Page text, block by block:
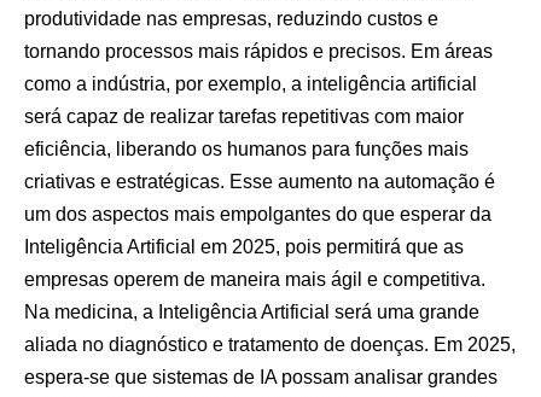
produtividade nas empresas, reduzindo custos e
tornando processos mais rápidos e precisos. Em áreas
como a indústria, por exemplo, a inteligência artificial
será capaz de realizar tarefas repetitivas com maior
eficiência, liberando os humanos para funções mais
criativas e estratégicas. Esse aumento na automação é
um dos aspectos mais empolgantes do que esperar da
Inteligência Artificial em 2025, pois permitirá que as
empresas operem de maneira mais ágil e competitiva.
Na medicina, a Inteligência Artificial será uma grande
aliada no diagnóstico e tratamento de doenças. Em 2025,
espera-se que sistemas de IA possam analisar grandes